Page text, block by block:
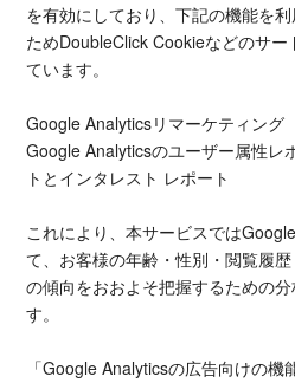
を有効にしており、下記の機能を
ためDoubleClick Cookieなどのサ
ています。
Google Analyticsリマーケティング
Google Analyticsのユーザー属性レ
トとインタレスト レポート
これにより、本サービスでは
て、お客様の年齢・性別・閲覧履
の傾向をおおよそ把握するための
す。
「Google Analyticsの広告向けの